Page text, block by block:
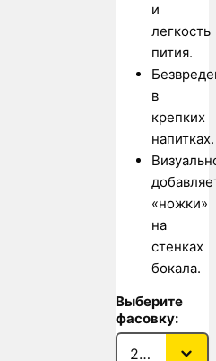
и
легкость
пития.
в
крепких
напитках.
«ножки»
на
стенках
бокала.
Выберите
фасовку: